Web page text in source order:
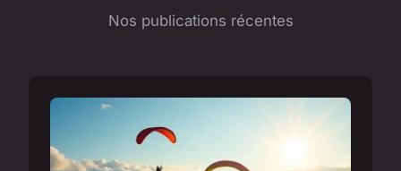
Nos publications récentes